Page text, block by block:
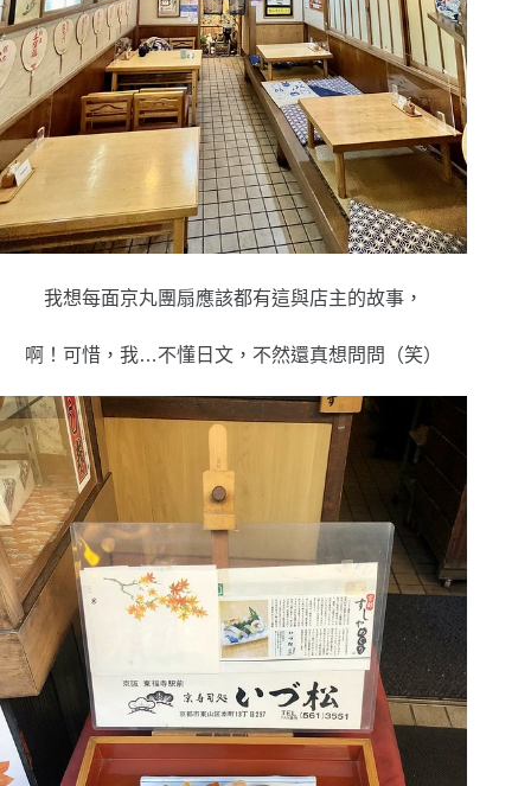
我想每面京丸團扇應該都有這與店主的故事，
啊！可惜，我…不懂日文，不然還真想問問（笑）